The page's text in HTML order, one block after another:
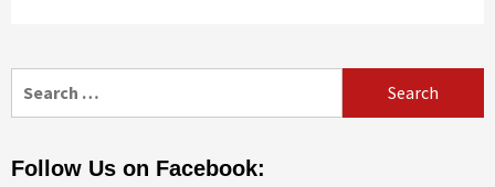
for:
Follow Us on Facebook: